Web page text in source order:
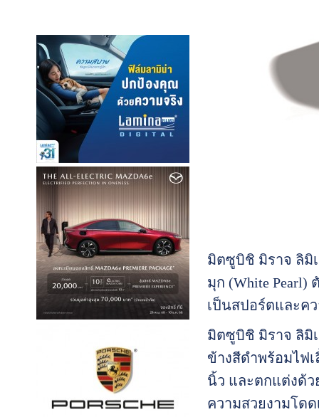
มิตซูบิชิ มิราจ ลิมิ
มุก (White
เป็นสปอร์ตและค
มิตซูบิชิ มิราจ ลิมิ
ข้างสีดำพร้อมไฟ
นิ้ว และตกแต่งด้
ความสวยงามโด